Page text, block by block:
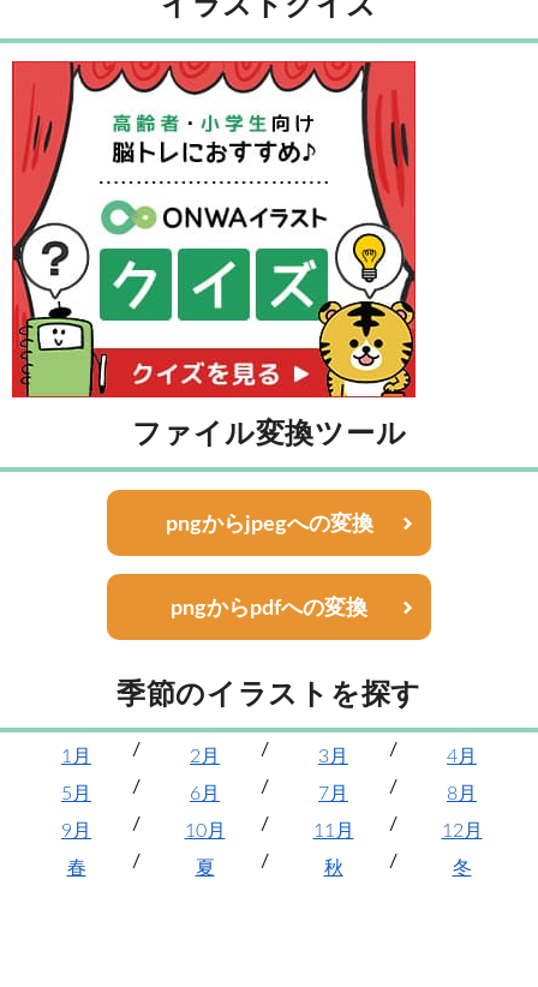
ファイル変換ツール
pngからjpegへの変換
pngからpdfへの変換
季節のイラストを探す
1月 2月 3月
4月
5月
6月 7月
8月
9月
10月 11月
12月
春
夏 秋 冬